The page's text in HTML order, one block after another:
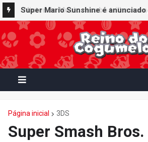
Super Mario Sunshine é anunciado
Nintendo GameCube - Nintendo
Nintendo Switch Online
Página inicial 3DS
Super Smash